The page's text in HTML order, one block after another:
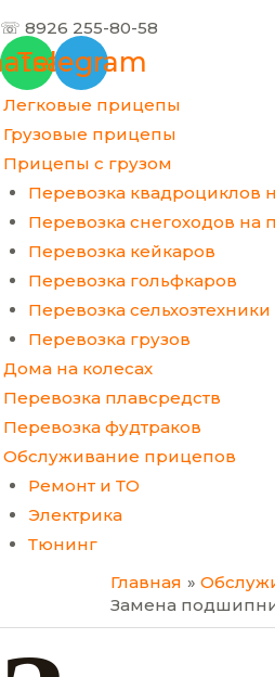
☏ 8926 255-80-58
Telegram
Легковые прицепы
Грузовые прицепы
Прицепы с грузом
Перевозка квадроциклов
Перевозка снегоходов на
Перевозка кейкаров
Перевозка гольфкаров
Перевозка сельхозтехники
Перевозка грузов
Дома на колесах
Перевозка плавсредств
Перевозка фудтраков
Обслуживание прицепов
Ремонт и ТО
Электрика
Тюнинг
Главная
Замена